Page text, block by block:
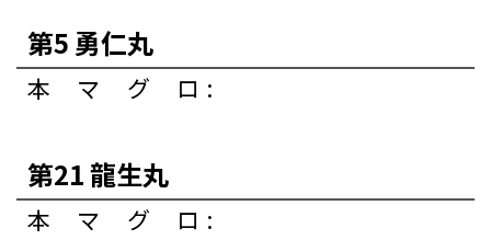
第5 勇仁丸
本マグロ :
第21 龍生丸
本マグロ :